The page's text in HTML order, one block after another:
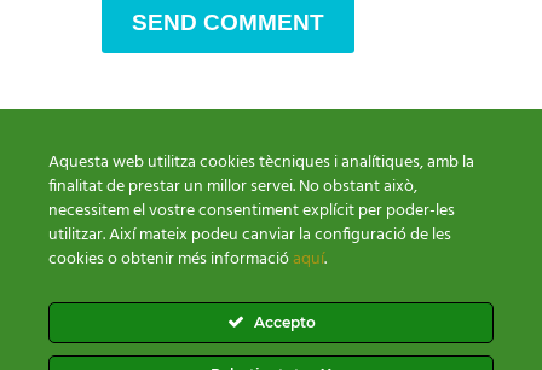
SEND COMMENT
Condicions de venda
Política Cookies
Aquesta web utilitza cookies tècniques i analítiques, amb la
finalitat de prestar un millor servei. No obstant això,
necessitem el vostre consentiment explícit per poder-les
utilitzar. Així mateix podeu canviar la configuració de les
cookies o obtenir més informacióaquí.
Accepto